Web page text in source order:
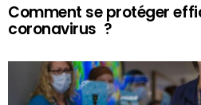
Comment se protéger
coronavirus ?